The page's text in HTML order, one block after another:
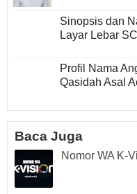
Sinopsis dan
Layar Lebar
Profil Nama
Qasidah Asal
Baca Juga
Nomor WA K-